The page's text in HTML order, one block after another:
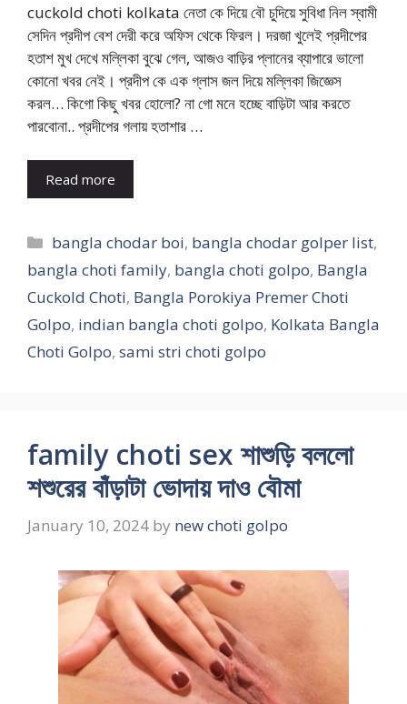
cuckold choti kolkata নেতা কে দিয়ে বৌ চুদিয়ে সুবিধা নিল স্বামী
সেদিন প্রদীপ বেশ দেরী করে অফিস থেকে ফিরল। দরজা খুলেই প্রদীপের
হতাশ মুখ দেখে মল্লিকা বুঝে গেল, আজও বাড়ির প্লানের ব্যাপারে ভালো
কোনো খবর নেই। প্রদীপ কে এক গ্লাস জল দিয়ে মল্লিকা জিজ্ঞেস
করল… কিগো কিছু খবর হোলো? না গো মনে হচ্ছে বাড়িটা আর করতে
পারবোনা.. প্রদীপের গলায় হতাশার …
Read more
Categories
bangla chodar boi, bangla chodar golper list,
bangla choti family, bangla choti golpo, Bangla
Cuckold Choti, Bangla Porokiya Premer Choti
Golpo, indian bangla choti golpo, Kolkata Bangla
Choti Golpo, sami stri choti golpo
family choti sex শাশুড়ি বললো
শশুরের বাঁড়াটা ভোদায় দাও বৌমা
January 10, 2024 by new choti golpo